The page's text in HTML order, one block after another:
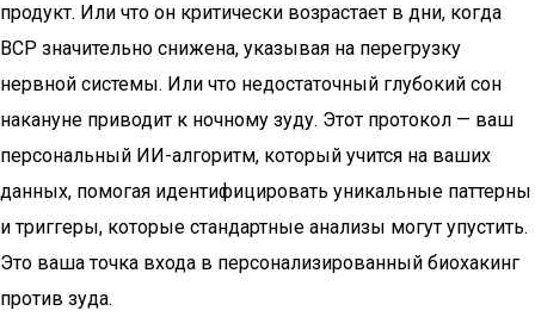
продукт. Или что он критически возрастает в дни, когда
ВСР значительно снижена, указывая на перегрузку
нервной системы. Или что недостаточный глубокий сон
накануне приводит к ночному зуду. Этот протокол — ваш
персональный ИИ-алгоритм, который учится на ваших
данных, помогая идентифицировать уникальные паттерны
и триггеры, которые стандартные анализы могут упустить.
Это ваша точка входа в персонализированный биохакинг
против зуда.